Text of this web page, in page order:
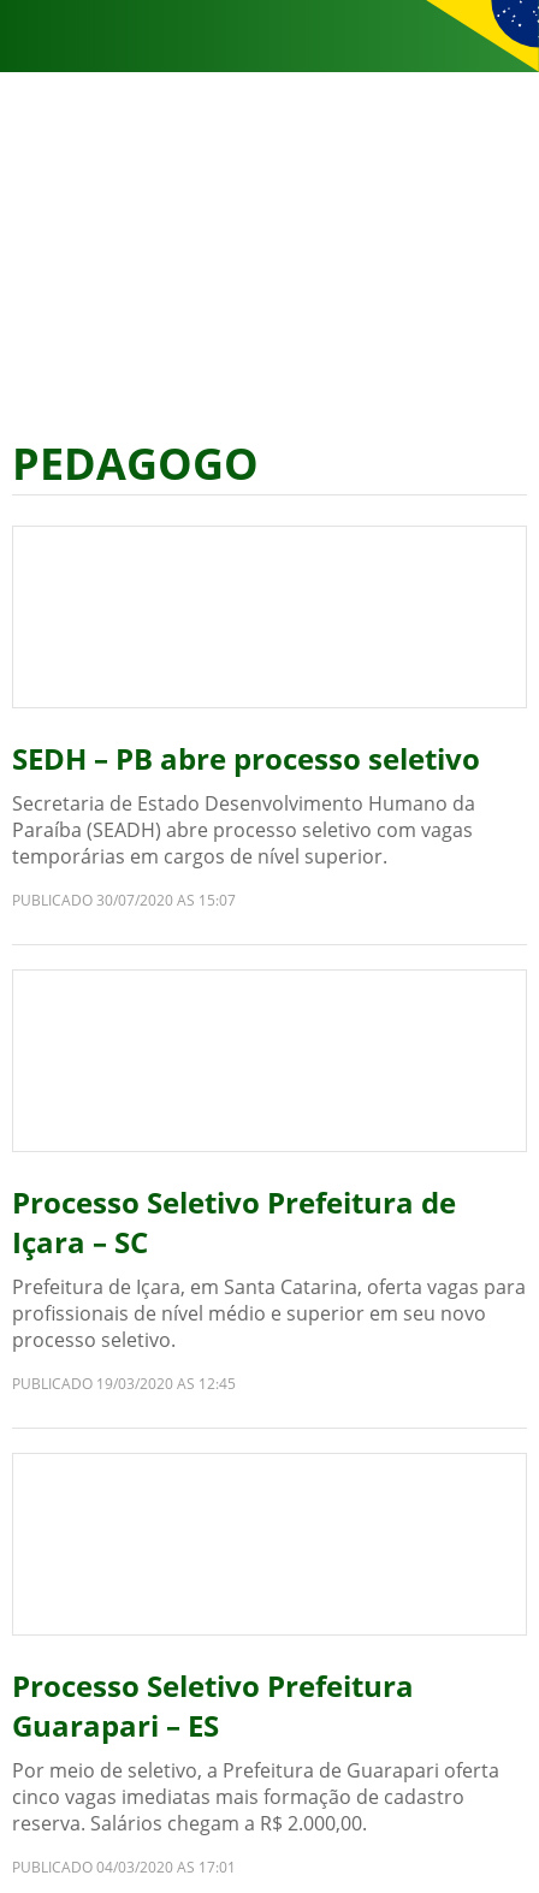
PEDAGOGO
SEDH – PB abre processo seletivo
Secretaria de Estado Desenvolvimento Humano da
Paraíba (SEADH) abre processo seletivo com vagas
temporárias em cargos de nível superior.
PUBLICADO 30/07/2020 AS 15:07
Processo Seletivo Prefeitura de
Içara – SC
Prefeitura de Içara, em Santa Catarina, oferta vagas para
profissionais de nível médio e superior em seu novo
processo seletivo.
PUBLICADO 19/03/2020 AS 12:45
Processo Seletivo Prefeitura
Guarapari – ES
Por meio de seletivo, a Prefeitura de Guarapari oferta
cinco vagas imediatas mais formação de cadastro
reserva. Salários chegam a R$ 2.000,00.
PUBLICADO 04/03/2020 AS 17:01